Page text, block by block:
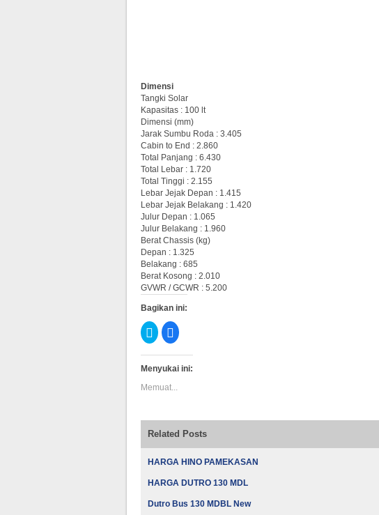
Dimensi
Tangki Solar
Kapasitas : 100 lt
Dimensi (mm)
Jarak Sumbu Roda : 3.405
Cabin to End : 2.860
Total Panjang : 6.430
Total Lebar : 1.720
Total Tinggi : 2.155
Lebar Jejak Depan : 1.415
Lebar Jejak Belakang : 1.420
Julur Depan : 1.065
Julur Belakang : 1.960
Berat Chassis (kg)
Depan : 1.325
Belakang : 685
Berat Kosong : 2.010
GVWR / GCWR : 5.200
Bagikan ini:
Klik
untuk
berbagi
pada
Twitter(Membuka
di
yang
Klik
untuk
di
Facebook(Membuka
di
yang
Menyukai ini:
Memuat...
Related Posts
HARGA HINO PAMEKASAN
HARGA DUTRO 130 MDL
Dutro Bus 130 MDBL New